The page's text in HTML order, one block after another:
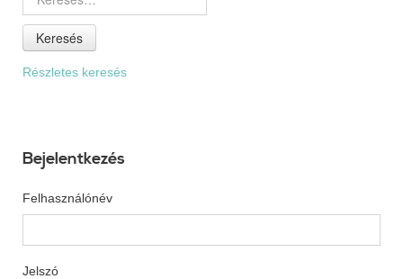
Keresés
Részletes keresés
Bejelentkezés
Felhasználónév
Jelszó